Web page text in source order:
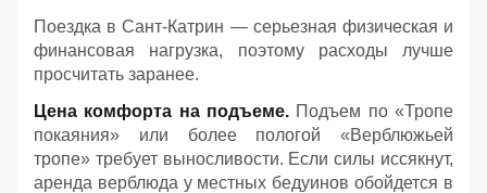
Поездка в Сант-Катрин — серьезная физическая и
финансовая нагрузка, поэтому расходы лучше
просчитать заранее.
Цена комфорта на подъеме. Подъем по «Тропе
покаяния» или более пологой «Верблюжьей
тропе» требует выносливости. Если силы иссякнут,
аренда верблюда у местных бедуинов обойдется в